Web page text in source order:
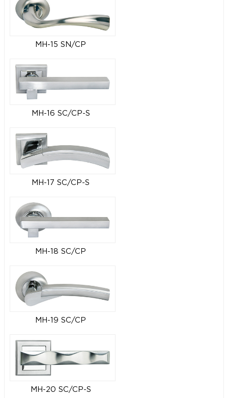
MH-15 SN/CP
MH-16 SC/CP-S
MH-17 SC/CP-S
MH-18 SC/CP
MH-19 SC/CP
MH-20 SC/CP-S